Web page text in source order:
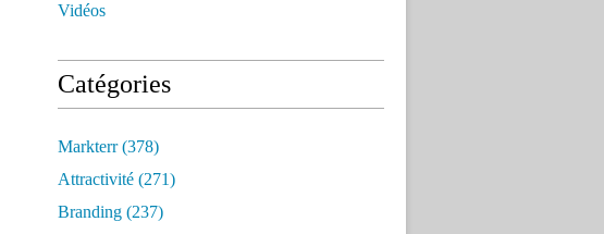
Vidéos
Catégories
Markterr(378)
Attractivité (271)
Branding (237)